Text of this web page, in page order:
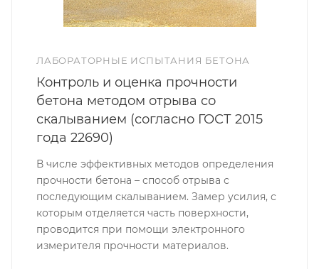
ЛАБОРАТОРНЫЕ ИСПЫТАНИЯ БЕТОНА
Контроль и оценка прочности
бетона методом отрыва со
скалыванием (согласно ГОСТ 2015
года 22690)
В числе эффективных методов определения
прочности бетона – способ отрыва с
последующим скалыванием. Замер усилия, с
которым отделяется часть поверхности,
проводится при помощи электронного
измерителя прочности материалов.